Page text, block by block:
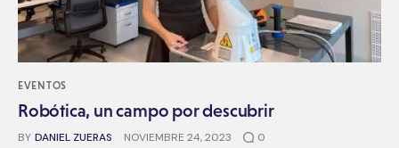
EVENTOS
Robótica, un campo por descubrir
BY DANIEL ZUERAS NOVIEMBRE 24, 2023 0